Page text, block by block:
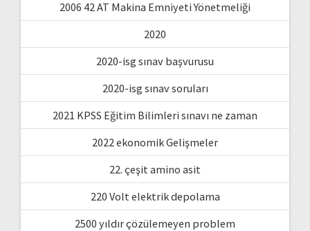
2006 42 AT Makina Emniyeti Yönetmeliği
2020
2020-isg sınav başvurusu
2020-isg sınav soruları
2021 KPSS Eğitim Bilimleri sınavı ne zaman
2022 ekonomik Gelişmeler
22. çeşit amino asit
220 Volt elektrik depolama
2500 yıldır çözülemeyen problem